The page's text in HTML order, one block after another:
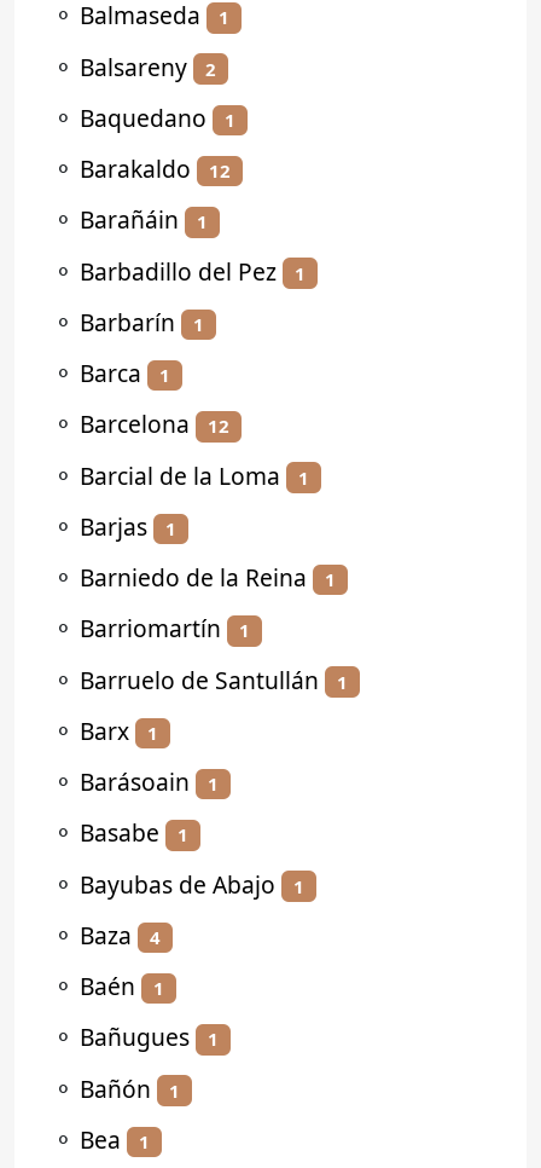
⚬ Balmaseda 1
⚬ Balsareny 2
⚬ Baquedano 1
⚬ Barakaldo 12
⚬ Barañáin 1
⚬ Barbadillo del Pez 1
⚬ Barbarín 1
⚬ Barca 1
⚬ Barcelona 12
⚬ Barcial de la Loma 1
⚬ Barjas 1
⚬ Barniedo de la Reina 1
⚬ Barriomartín 1
⚬ Barruelo de Santullán 1
⚬ Barx 1
⚬ Barásoain 1
⚬ Basabe 1
⚬ Bayubas de Abajo 1
⚬ Baza 4
⚬ Baén 1
⚬ Bañugues 1
⚬ Bañón 1
⚬ Bea 1